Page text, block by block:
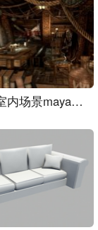
复古魔法室内场景maya模型..